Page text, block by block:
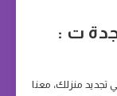
ت :
منزلك، معنا